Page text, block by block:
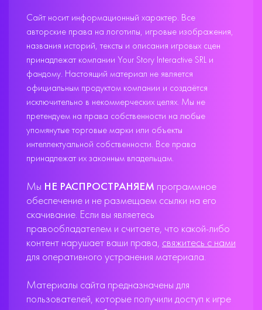
Сайт носит информационный характер. Все
авторские права на логотипы, игровые изображения,
названия историй, тексты и описания игровых сцен
принадлежат компании Your Story Interactive SRL и
фандому. Настоящий материал не является
официальным продуктом компании и создаётся
исключительно в некоммерческих целях. Мы не
претендуем на права собственности на любые
упомянутые торговые марки или объекты
интеллектуальной собственности. Все права
принадлежат их законным владельцам.
Мы НЕ РАСПРОСТРАНЯЕМ программное
обеспечение и не размещаем ссылки на его
скачивание. Если вы являетесь
правообладателем и считаете, что какой-либо
контент нарушает ваши права, свяжитесь с нами
для оперативного устранения материала.
Материалы сайта предназначены для
пользователей, которые получили доступ к игре